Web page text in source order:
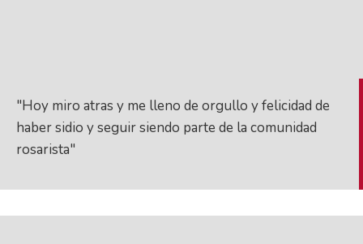
"Hoy miro atras y me lleno de orgullo y felicidad de
haber sidio y seguir siendo parte de la comunidad
rosarista"